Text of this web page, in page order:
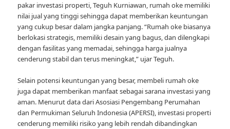
pakar investasi properti, Teguh Kurniawan, rumah oke memiliki
nilai jual yang tinggi sehingga dapat memberikan keuntungan
yang cukup besar dalam jangka panjang. “Rumah oke biasanya
berlokasi strategis, memiliki desain yang bagus, dan dilengkapi
dengan fasilitas yang memadai, sehingga harga jualnya
cenderung stabil dan terus meningkat,” ujar Teguh.
Selain potensi keuntungan yang besar, membeli rumah oke
juga dapat memberikan manfaat sebagai sarana investasi yang
aman. Menurut data dari Asosiasi Pengembang Perumahan
dan Permukiman Seluruh Indonesia (APERSI), investasi properti
cenderung memiliki risiko yang lebih rendah dibandingkan